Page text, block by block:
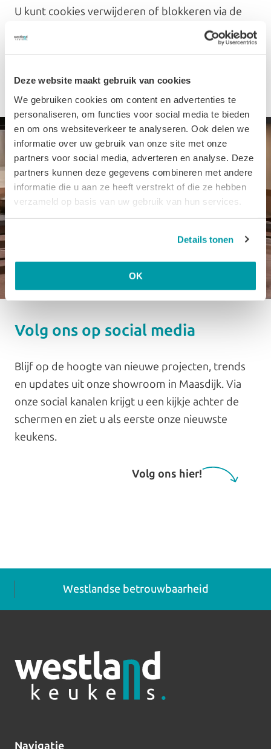
Deze website maakt gebruik van cookies
We gebruiken cookies om content en advertenties te
personaliseren, om functies voor social media te bieden
en om ons websiteverkeer te analyseren. Ook delen we
informatie over uw gebruik van onze site met onze
partners voor social media, adverteren en analyse. Deze
partners kunnen deze gegevens combineren met andere
informatie die u aan ze heeft verstrekt of die ze hebben
verzameld op basis van uw gebruik van hun services.
Details tonen
OK
U kunt cookies verwijderen of blokkeren via de
instellingen van uw browser. Houd er rekening
mee dat sommige functies van de website dan
Volg ons op social media
Blijf op de hoogte van nieuwe projecten, trends
en updates uit onze showroom in Maasdijk. Via
onze social kanalen krijgt u een kijkje achter de
schermen en ziet u als eerste onze nieuwste
keukens.
Volg ons hier!
Westlandse betrouwbaarheid
Navigatie